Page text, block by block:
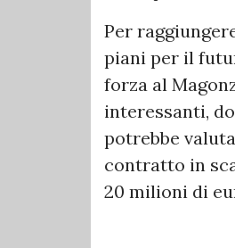
Per
piani per il
forza al
interessanti,
potrebbe
contratto in
20 milioni di